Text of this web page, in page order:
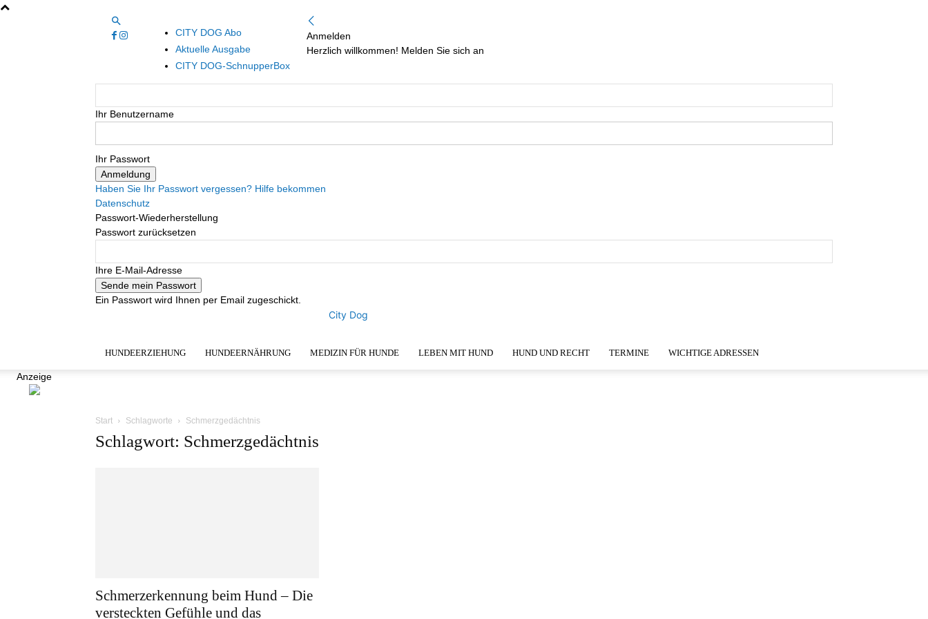
CITY DOG Abo
Aktuelle Ausgabe
CITY DOG-SchnupperBox
Anmelden
Herzlich willkommen! Melden Sie sich an
Ihr Benutzername
Ihr Passwort
Haben Sie Ihr Passwort vergessen? Hilfe bekommen
Datenschutz
Passwort-Wiederherstellung
Passwort zurücksetzen
Ihre E-Mail-Adresse
Ein Passwort wird Ihnen per Email zugeschickt.
City Dog
HUNDEERZIEHUNG HUNDEERNÄHRUNG MEDIZIN FÜR HUNDE LEBEN MIT HUND HUND UND RECHT TERMINE WICHTIGE ADRESSEN
Anzeige
Start Schlagworte Schmerzgedächtnis
Schlagwort: Schmerzgedächtnis
Schmerzerkennung beim Hund – Die
versteckten Gefühle und das